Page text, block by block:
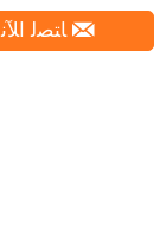
ﺎﺘﺼﻟ ﺍﻶﻧ